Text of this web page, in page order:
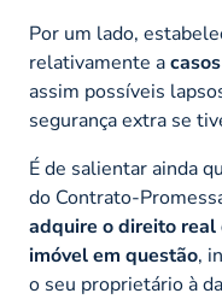
Por um lado,
relativamente a
assim possíveis
segurança extra se
É de salientar ainda
do Contrato-
adquire o direito real
imóvel em questão,
o seu proprietário à